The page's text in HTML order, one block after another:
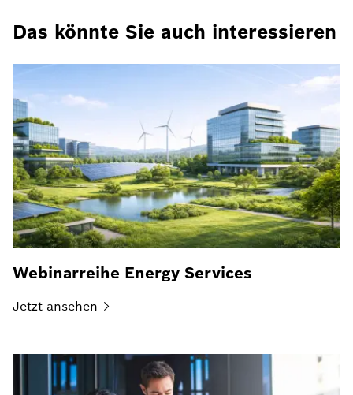
Das könnte Sie auch interessieren
Webinarreihe Energy Services
Jetzt ansehen